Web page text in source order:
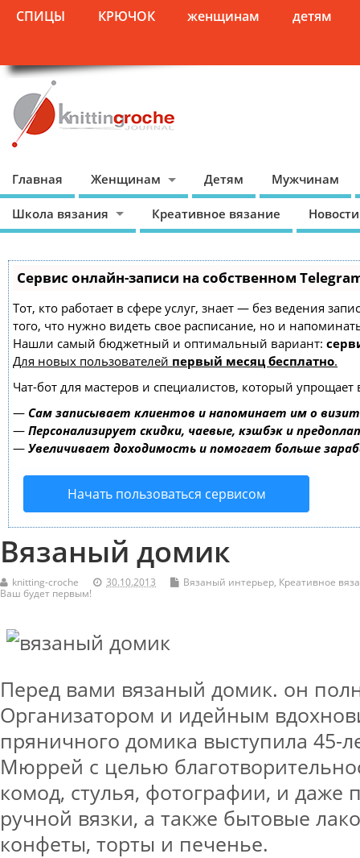
СПИЦЫ КРЮЧОК женщинам детям
Главная Женщинам Детям Мужчинам
Школа вязания Креативное вязание
Сервис онлайн-записи на собственном
Тот, кто работает в сфере услуг, знает — без ведения
того, что нужно видеть свое расписание, но и
Нашли самый бюджетный и оптимальный вариант:
Для новых пользователей первый месяц бесплатно.
Чат-бот для мастеров и специалистов, который упрощает
— Сам записывает клиентов и напоминает им о
— Персонализирует скидки, чаевые, кэшбэк и
— Увеличивает доходимость и помогает больше
Начать пользоваться сервисом
Вязаный домик
knitting-croche 30.10.2013 Вязаный интерьер, Креативное
Ваш будет первым!
Перед вами вязаный домик. он
Организатором и идейным
пряничного домика выступила 45-
Мюррей с целью
комод, стулья, фотографии, и даже
ручной вязки, а также бытовые
конфеты, торты и печенье.